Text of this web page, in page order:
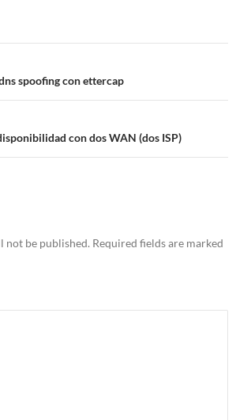
spoofing con ettercap
con dos WAN (dos ISP)
not be published. Required fields are marked